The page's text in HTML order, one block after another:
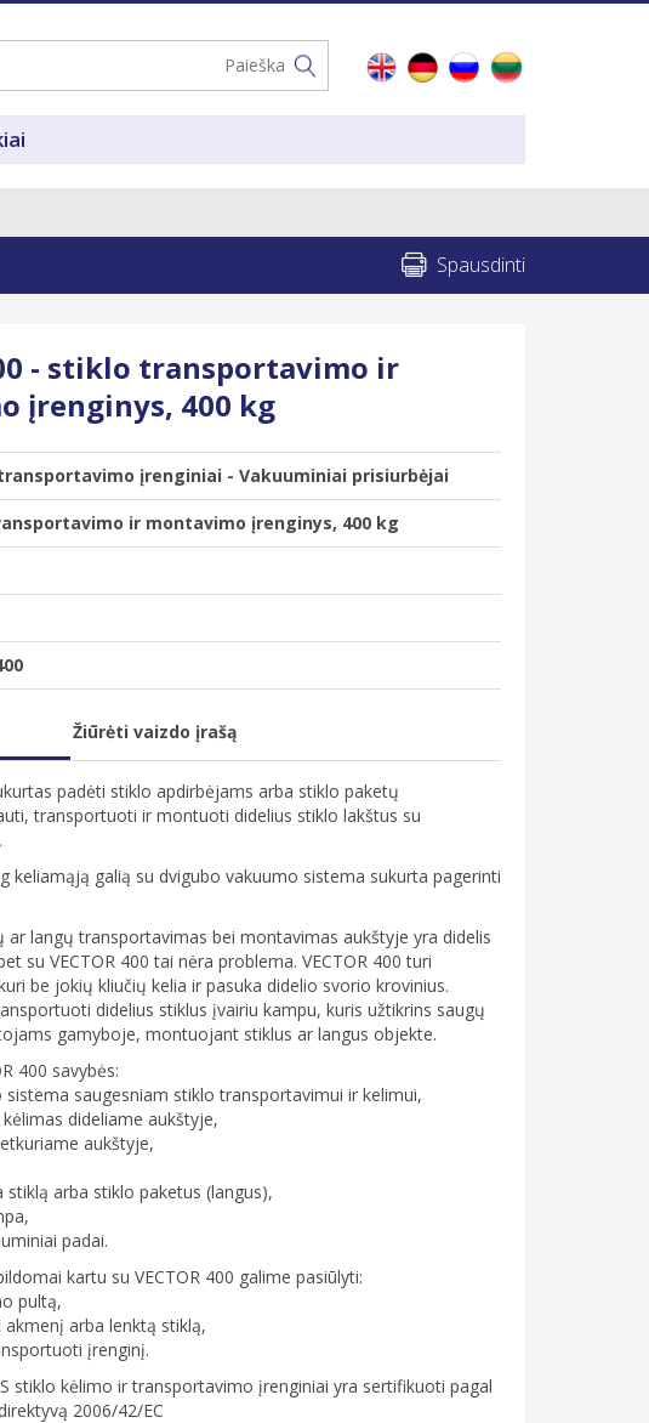
Spausdinti
- stiklo transportavimo ir
įrenginys, 400 kg
įrenginiai - Vakuuminiai prisiurbėjai
ir montavimo įrenginys, 400 kg
Žiūrėti vaizdo įrašą
padėti stiklo apdirbėjams arba stiklo paketų
transportuoti ir montuoti didelius stiklo lakštus su
keliamąją galią su dvigubo vakuumo sistema sukurta pagerinti
ar langų transportavimas bei montavimas aukštyje yra didelis
su VECTOR 400 tai nėra problema. VECTOR 400 turi
be jokių kliučių kelia ir pasuka didelio svorio krovinius.
didelius stiklus įvairiu kampu, kuris užtikrins saugų
gamyboje, montuojant stiklus ar langus objekte.
400 savybės:
sistema saugesniam stiklo transportavimui ir kelimui,
dideliame aukštyje,
aukštyje,
stiklą arba stiklo paketus (langus),
padai.
kartu su VECTOR 400 galime pasiūlyti:
pultą,
arba lenktą stiklą,
įrenginį.
stiklo kėlimo ir transportavimo įrenginiai yra sertifikuoti pagal
2006/42/EC